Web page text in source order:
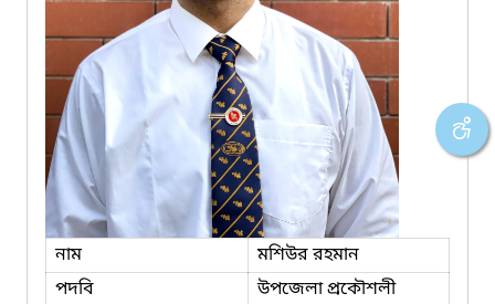
নাম
মশিউর রহমান
পদবি
উপজেলা প্রকৌশলী